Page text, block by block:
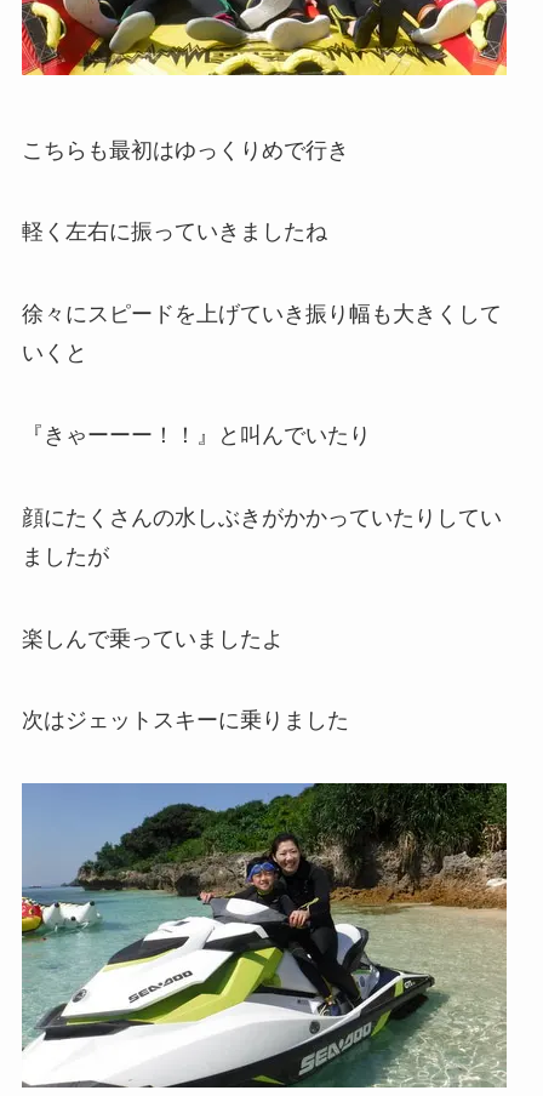
こちらも最初はゆっくりめで行き
軽く左右に振っていきましたね
徐々にスピードを上げていき振り幅も大きくして
いくと
『きゃーーー！！』と叫んでいたり
顔にたくさんの水しぶきがかかっていたりしてい
ましたが
楽しんで乗っていましたよ
次はジェットスキーに乗りました